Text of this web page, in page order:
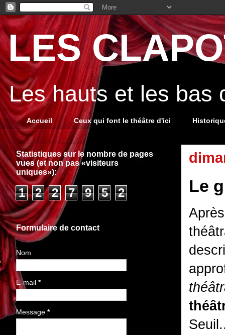
LES
Les hauts et les bas
Accueil Ceux qui font le théâtre d'ici
Le
Statistiques sur le nombre de pages
vues (et non pas «visiteurs
uniques»):
1 2 2 7 9 5 2
Formulaire de contact
Nom
E-mail *
Message *